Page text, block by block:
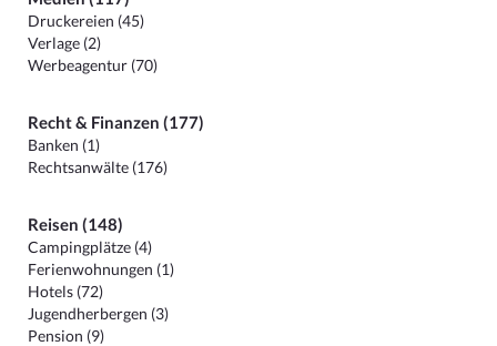
Druckereien (45)
Verlage (2)
Werbeagentur (70)
Recht & Finanzen (177)
Banken (1)
Rechtsanwälte (176)
Reisen (148)
Campingplätze (4)
Ferienwohnungen (1)
Hotels (72)
Jugendherbergen (3)
Pension (9)